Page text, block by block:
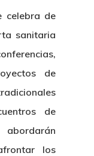
celebra de
sanitaria
de
de
los
De Identidad
CETMAR
De
De Noticias
De Igualdad